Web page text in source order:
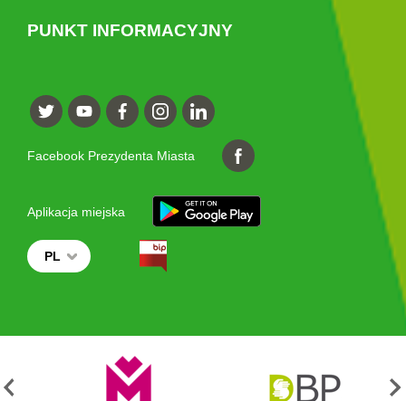
PUNKT INFORMACYJNY
Facebook Prezydenta Miasta
Aplikacja miejska
PL